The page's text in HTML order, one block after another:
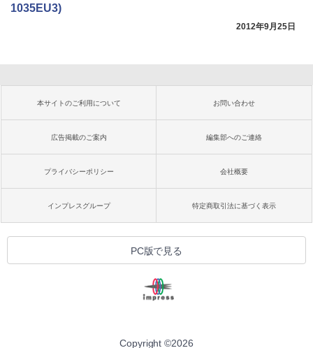
1035EU3)
2012年9月25日
本サイトのご利用について お問い合わせ
広告掲載のご案内 編集部へのご連絡
プライバシーポリシー 会社概要
インプレスグループ 特定商取引法に基づく表示
PC版で見る
Copyright ©2026